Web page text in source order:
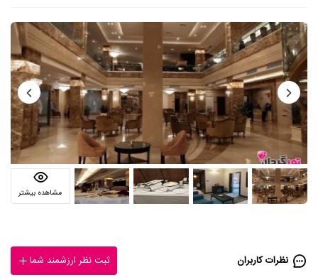
مشاهده بیشتر
نظرات کاربران ثبت نظر ارزشمند شما